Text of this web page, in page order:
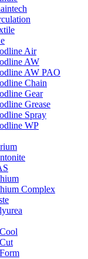
Air
AW
AW PAO
Chain
Gear
Grease
Spray
WP
Complex